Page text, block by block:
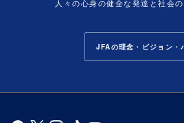
人々の心身の健全な発達と社会
JFAの理念・ビジョン・